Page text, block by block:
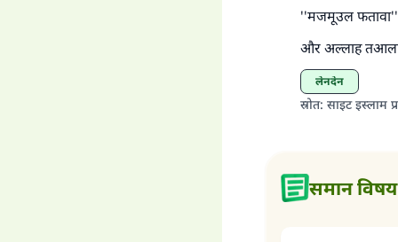
''मजमूउल
और अल्लाह तआला
लेनदेन
स्रोत: साइट इस्लाम
समान विषय